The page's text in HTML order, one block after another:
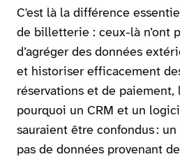
C'est là la différence
de billetterie : ceux-là n’ont
d’agréger des données
et historiser efficacement
réservations et de paiement,
pourquoi un CRM et un
sauraient être confondus :
pas de données provenant